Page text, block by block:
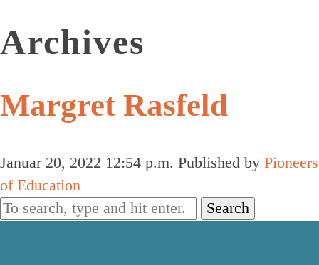
Archives
Margret Rasfeld
Januar 20, 2022 12:54 p.m. Published by Pioneers
of Education
Search